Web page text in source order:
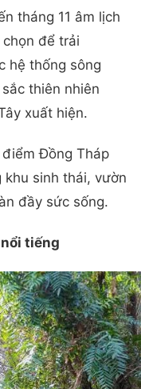
tháng 11 âm lịch
để trải
hệ thống sông
thiên nhiên
xuất hiện.
Đồng Tháp
sinh thái, vườn
đầy sức sống.
tiếng